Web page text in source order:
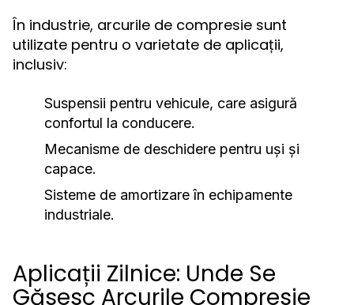
În industrie, arcurile de compresie sunt
utilizate pentru o varietate de aplicații,
inclusiv:
Suspensii pentru vehicule, care asigură
confortul la conducere.
Mecanisme de deschidere pentru uși și
capace.
Sisteme de amortizare în echipamente
industriale.
Aplicații Zilnice: Unde Se
Găsesc Arcurile Compresie